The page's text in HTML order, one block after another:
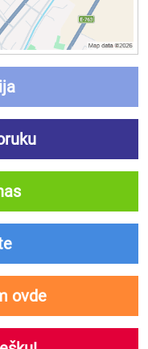
ovde